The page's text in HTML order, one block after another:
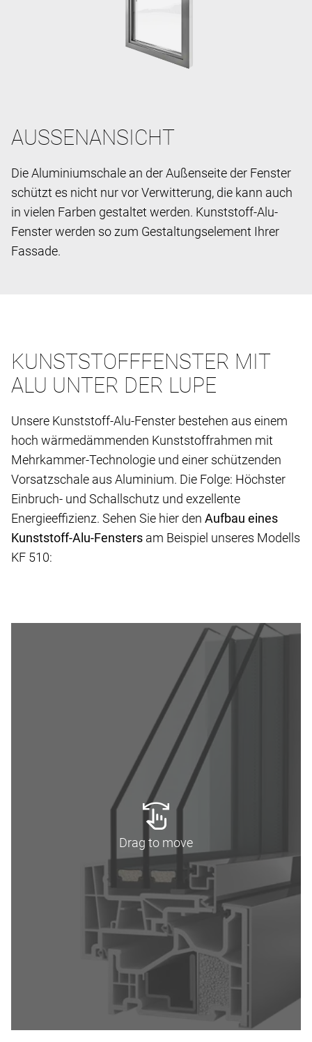
AUSSENANSICHT
Die Aluminiumschale an der Außenseite der Fenster
schützt es nicht nur vor Verwitterung, die kann auch
in vielen Farben gestaltet werden. Kunststoff-Alu-
Fenster werden so zum Gestaltungselement Ihrer
Fassade.
KUNSTSTOFFFENSTER MIT
ALU UNTER DER LUPE
Unsere Kunststoff-Alu-Fenster bestehen aus einem
hoch wärmedämmenden Kunststoffrahmen mit
Mehrkammer-Technologie und einer schützenden
Vorsatzschale aus Aluminium. Die Folge: Höchster
Einbruch- und Schallschutz und exzellente
Energieeffizienz. Sehen Sie hier den Aufbau eines
Kunststoff-Alu-Fensters am Beispiel unseres Modells
KF 510:
Drag to move